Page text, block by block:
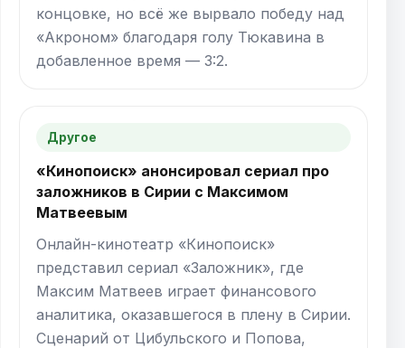
концовке, но всё же вырвало победу над
«Акроном» благодаря голу Тюкавина в
добавленное время — 3:2.
Другое
«Кинопоиск» анонсировал сериал про
заложников в Сирии с Максимом
Матвеевым
Онлайн-кинотеатр «Кинопоиск»
представил сериал «Заложник», где
Максим Матвеев играет финансового
аналитика, оказавшегося в плену в Сирии.
Сценарий от Цибульского и Попова,